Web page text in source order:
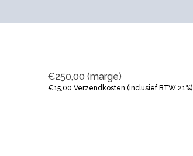
€250,00 (marge)
€15,00 Verzendkosten (inclusief BTW 21%)